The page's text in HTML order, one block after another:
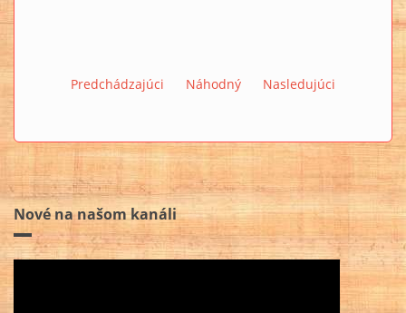
Predchádzajúci Náhodný Nasledujúci
Nové na našom kanáli